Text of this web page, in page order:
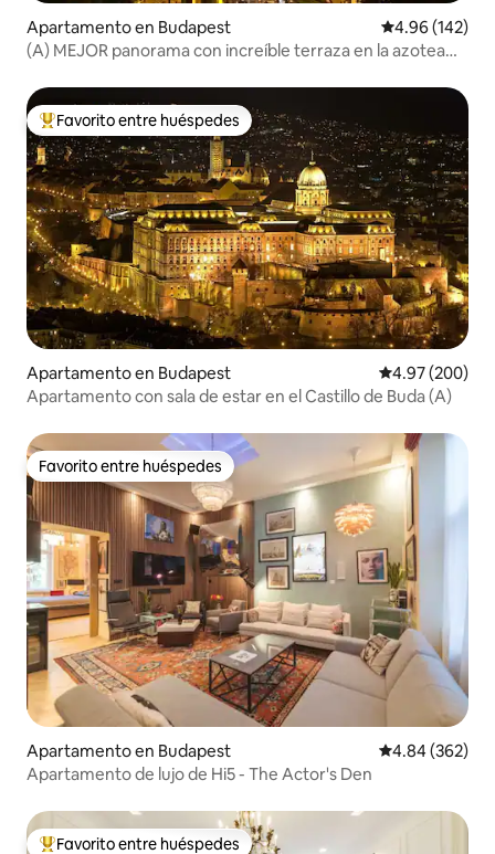
Apartamento en Budapest Calificación
4.96 (142)
(A) MEJOR panorama con increíble terraza en la azotea
Favorito entre huéspedes preferido
Favorito entre huéspedes
Apartamento en Budapest Calificación
4.97 (200)
Apartamento con sala de estar en el Castillo de Buda (A)
Favorito entre huéspedes
Favorito entre huéspedes
Apartamento en Budapest Calificación
4.84 (362)
Apartamento de lujo de Hi5 - The Actor's Den
Favorito entre huéspedes